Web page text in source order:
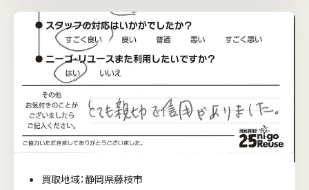
買取地域：静岡県藤枝市